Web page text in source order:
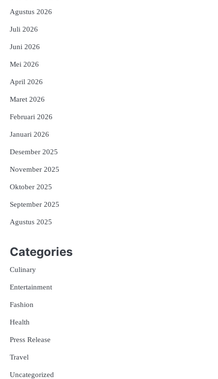
Agustus 2026
Juli 2026
Juni 2026
Mei 2026
April 2026
Maret 2026
Februari 2026
Januari 2026
Desember 2025
November 2025
Oktober 2025
September 2025
Agustus 2025
Categories
Culinary
Entertainment
Fashion
Health
Press Release
Travel
Uncategorized